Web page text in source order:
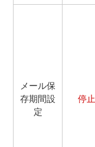
メール保
存期間設
定
停止